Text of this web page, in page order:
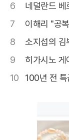
6
네덜란드
7
이해리 "공
8
소지섭의 김
9
히가시노 게
10
100년 전